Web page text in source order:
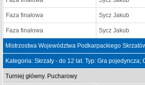
Faza finałowa Sycz Jakub
Faza finałowa Sycz Jakub
Mistrzostwa Województwa Podkarpackiego
Kategoria: Skrzaty - do 12 lat. Typ: Gra pojedyncza;
Turniej główny. Pucharowy